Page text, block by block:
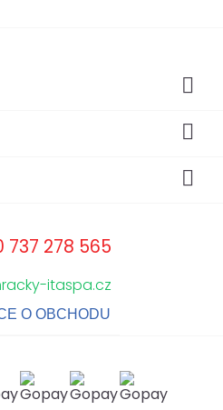



737 278 565
itaspa.cz
O OBCHODU